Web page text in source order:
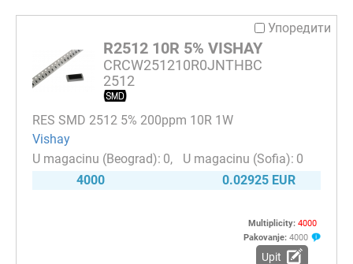
Упоредити
R2512 10R 5% VISHAY
CRCW251210R0JNTHBC
2512
RES SMD 2512 5% 200ppm 10R 1W
Vishay
0
0
4000
0.02925 EUR
Multiplicity: 4000
Pakovanje: 4000
Upit